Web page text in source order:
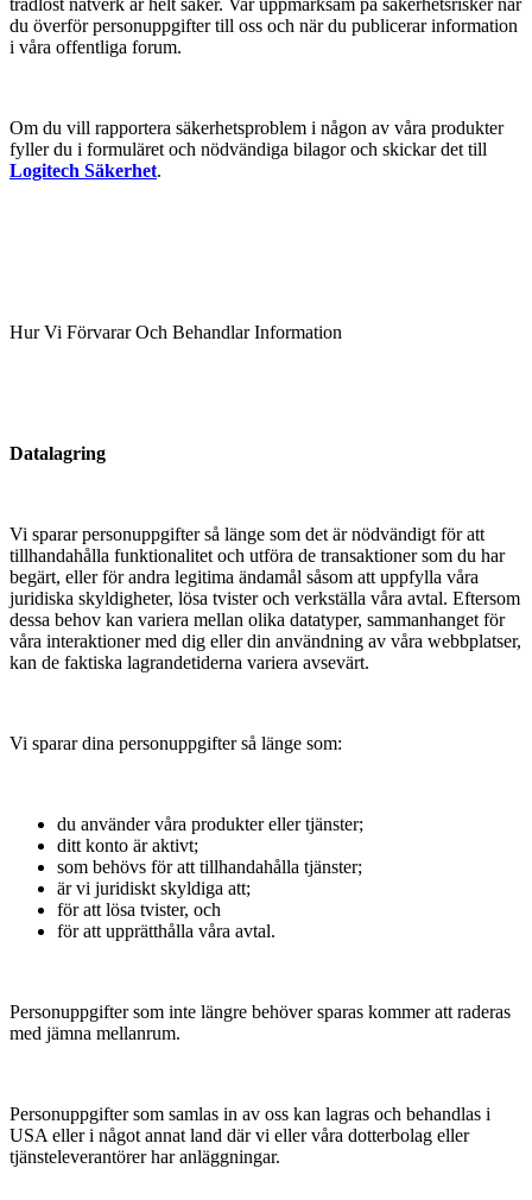
trådlöst nätverk är helt säker. Var uppmärksam på säkerhetsrisker när
du överför personuppgifter till oss och när du publicerar information
i våra offentliga forum.
Om du vill rapportera säkerhetsproblem i någon av våra produkter
fyller du i formuläret och nödvändiga bilagor och skickar det till
Logitech Säkerhet.
Hur Vi Förvarar Och Behandlar Information
Datalagring
Vi sparar personuppgifter så länge som det är nödvändigt för att
tillhandahålla funktionalitet och utföra de transaktioner som du har
begärt, eller för andra legitima ändamål såsom att uppfylla våra
juridiska skyldigheter, lösa tvister och verkställa våra avtal. Eftersom
dessa behov kan variera mellan olika datatyper, sammanhanget för
våra interaktioner med dig eller din användning av våra webbplatser,
kan de faktiska lagrandetiderna variera avsevärt.
Vi sparar dina personuppgifter så länge som:
du använder våra produkter eller tjänster;
ditt konto är aktivt;
som behövs för att tillhandahålla tjänster;
är vi juridiskt skyldiga att;
för att lösa tvister, och
för att upprätthålla våra avtal.
Personuppgifter som inte längre behöver sparas kommer att raderas
med jämna mellanrum.
Personuppgifter som samlas in av oss kan lagras och behandlas i
USA eller i något annat land där vi eller våra dotterbolag eller
tjänsteleverantörer har anläggningar.